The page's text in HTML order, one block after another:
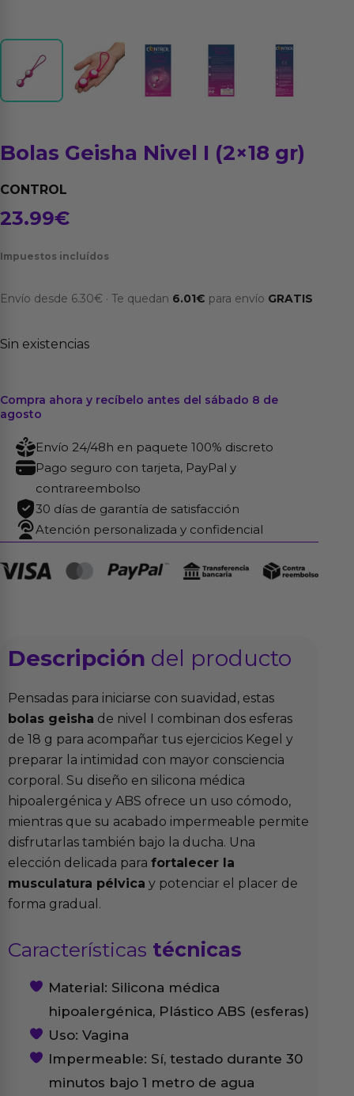
Bolas Geisha Nivel I (2×18 gr)
CONTROL
23.99€
Impuestos incluídos
Envío desde 6.30€ · Te quedan 6.01€ para envío GRATIS
Sin existencias
Compra ahora y recíbelo antes del sábado 8 de
agosto
Envío 24/48h en paquete 100% discreto
Pago seguro con tarjeta, PayPal y
contrareembolso
30 días de garantía de satisfacción
Atención personalizada y confidencial
Descripción del producto
Pensadas para iniciarse con suavidad, estas
bolas geisha de nivel I combinan dos esferas
de 18 g para acompañar tus ejercicios Kegel y
preparar la intimidad con mayor consciencia
corporal. Su diseño en silicona médica
hipoalergénica y ABS ofrece un uso cómodo,
mientras que su acabado impermeable permite
disfrutarlas también bajo la ducha. Una
elección delicada para fortalecer la
musculatura pélvica y potenciar el placer de
forma gradual.
Características técnicas
Material: Silicona médica
hipoalergénica, Plástico ABS (esferas)
Uso: Vagina
Impermeable: Sí, testado durante 30
minutos bajo 1 metro de agua